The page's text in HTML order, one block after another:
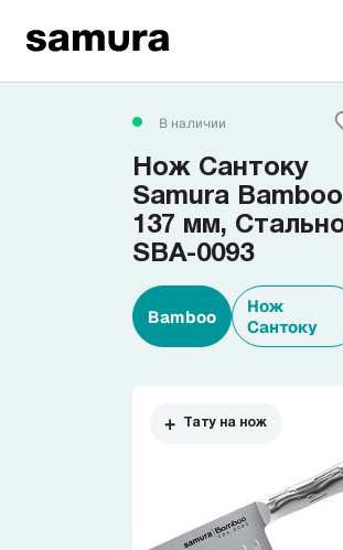
Избранное
Войти в личный кабинет
Смотреть весь каталог
В наличии
Нож Сантоку
Samura
137 мм,
SBA-0093
Bamboo
Нож
Сантоку
Тату на нож